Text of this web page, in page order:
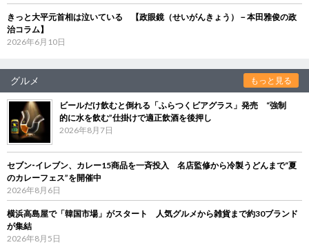
きっと大平元首相は泣いている 【政眼鏡（せいがんきょう）－本田雅俊の政
治コラム】
2026年6月10日
グルメ もっと見る
ビールだけ飲むと倒れる「ふらつくビアグラス」発売 “強制
的に水を飲む”仕掛けで適正飲酒を後押し
2026年8月7日
セブン‐イレブン、カレー15商品を一斉投入 名店監修から冷製うどんまで“夏
のカレーフェス”を開催中
2026年8月6日
横浜高島屋で「韓国市場」がスタート 人気グルメから雑貨まで約30ブランド
が集結
2026年8月5日